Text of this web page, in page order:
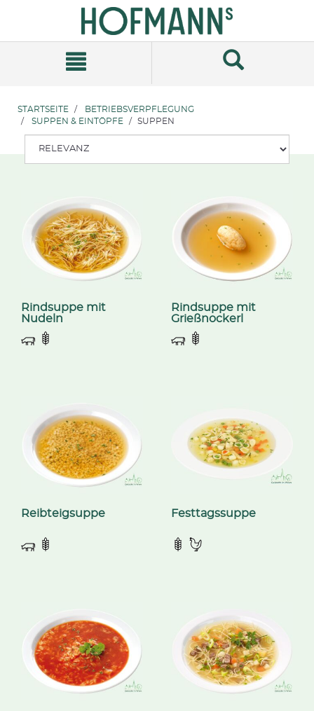
Navigationsmenü
STARTSEITE
BETRIEBSVERPFLEGUNG
SUPPEN & EINTÖPFE
SUPPEN
Rindsuppe mit
Nudeln
Rindsuppe mit
Grießnockerl
Reibteigsuppe Festtagssuppe